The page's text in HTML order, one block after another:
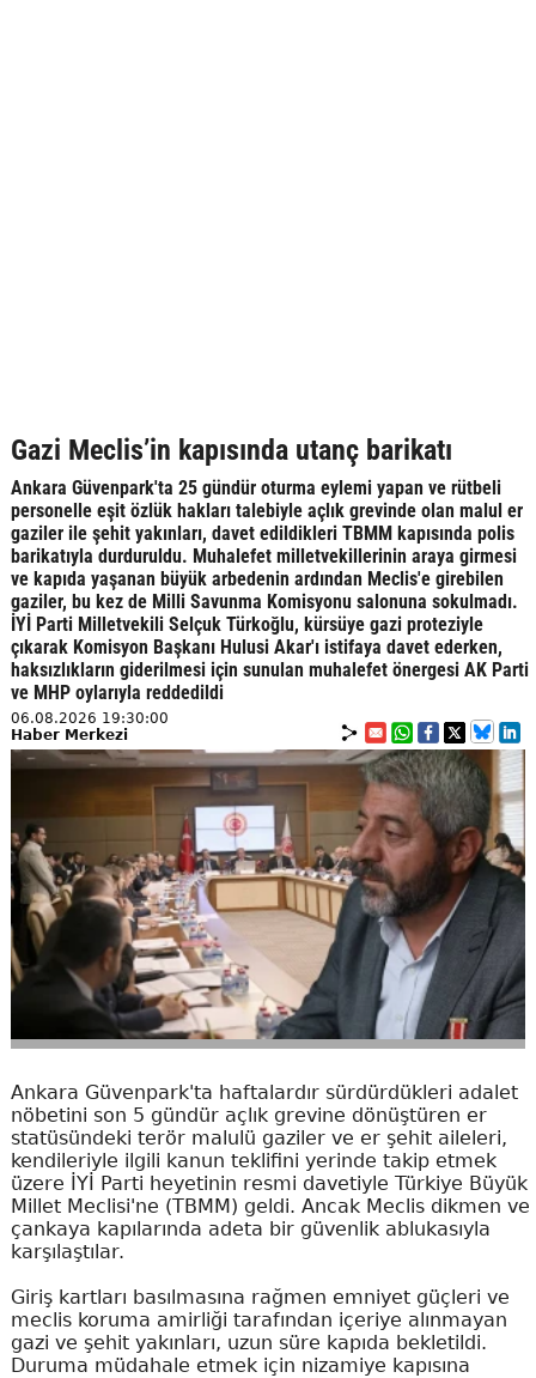
Gazi Meclis’in kapısında utanç barikatı
Ankara Güvenpark'ta 25 gündür oturma eylemi yapan ve rütbeli
personelle eşit özlük hakları talebiyle açlık grevinde olan malul er
gaziler ile şehit yakınları, davet edildikleri TBMM kapısında polis
barikatıyla durduruldu. Muhalefet milletvekillerinin araya girmesi
ve kapıda yaşanan büyük arbedenin ardından Meclis'e girebilen
gaziler, bu kez de Milli Savunma Komisyonu salonuna sokulmadı.
İYİ Parti Milletvekili Selçuk Türkoğlu, kürsüye gazi proteziyle
çıkarak Komisyon Başkanı Hulusi Akar'ı istifaya davet ederken,
haksızlıkların giderilmesi için sunulan muhalefet önergesi AK Parti
ve MHP oylarıyla reddedildi
06.08.2026 19:30:00
Haber Merkezi
Ankara Güvenpark'ta haftalardır sürdürdükleri adalet
nöbetini son 5 gündür açlık grevine dönüştüren er
statüsündeki terör malulü gaziler ve er şehit aileleri,
kendileriyle ilgili kanun teklifini yerinde takip etmek
üzere İYİ Parti heyetinin resmi davetiyle Türkiye Büyük
Millet Meclisi'ne (TBMM) geldi. Ancak Meclis dikmen ve
çankaya kapılarında adeta bir güvenlik ablukasıyla
karşılaştılar.
Giriş kartları basılmasına rağmen emniyet güçleri ve
meclis koruma amirliği tarafından içeriye alınmayan
gazi ve şehit yakınları, uzun süre kapıda bekletildi.
Duruma müdahale etmek için nizamiye kapısına